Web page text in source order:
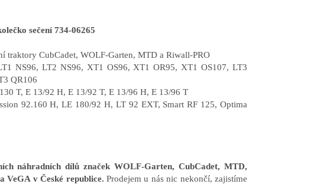
sečení 734-06265
traktory CubCadet, WOLF-Garten, MTD a Riwall-PRO
NS96, LT2 NS96, XT1 OS96, XT1 OR95, XT1 OS107, LT3
QR106
T, E 13/92 H, E 13/92 T, E 13/96 H, E 13/96 T
92.160 H, LE 180/92 H, LT 92 EXT, Smart RF 125, Optima
náhradních dílů značek WOLF-Garten, CubCadet, MTD,
v České republice. Prodejem u nás nic nekončí, zajistíme